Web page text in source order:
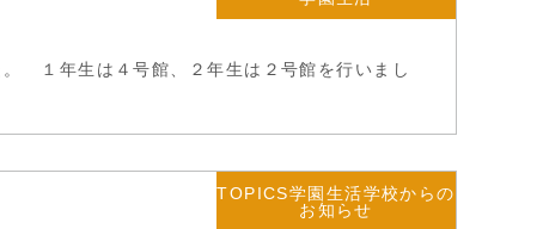
１年生は４号館、２年生は２号館を行いまし
TOPICS学園生活学校からの
お知らせ